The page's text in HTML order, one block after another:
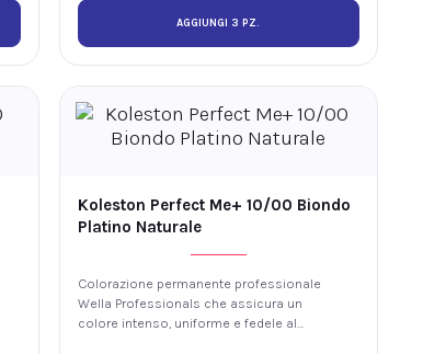
AGGIUNGI 3 PZ.
Koleston Perfect Me+ 10/00 Biondo
Platino Naturale
Colorazione permanente professionale
Wella Professionals che assicura un
colore intenso, uniforme e fedele al